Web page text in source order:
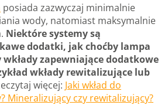
posiada zazwyczaj minimalnie
wody, natomiast maksymalnie
Niektóre systemy są
dodatki, jak choćby lampa
zapewniające dodatkowe
wkłady rewitalizujące lub
więcej: Jaki wkład do
Mineralizujący czy rewitalizujący?